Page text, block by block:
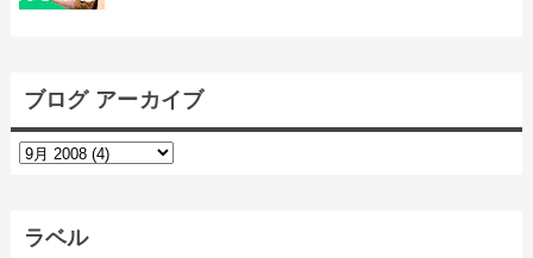
ブログ アーカイブ
ラベル